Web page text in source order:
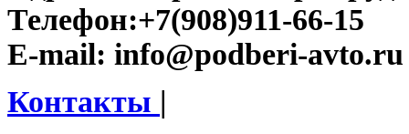
Телефон:+7(908)911-66-15
E-mail: info@podberi-avto.ru
Контакты |